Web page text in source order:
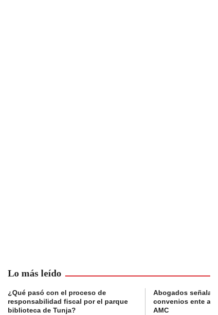
Lo más leído
¿Qué pasó con el proceso de
responsabilidad fiscal por el parque
biblioteca de Tunja?
Abogados
convenios ente
AMC